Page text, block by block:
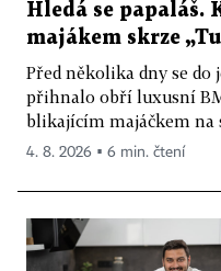
Hledá se papaláš.
majákem skrze
Před několika dny se
přihnalo obří luxusní
blikajícím majáčkem na
4. 8. 2026 ▪ 6 min. čtení